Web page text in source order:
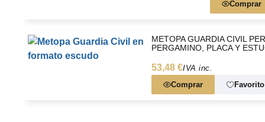
Comprar
METOPA GUARDIA CIVIL
PERGAMINO, PLACA Y
53,48 €IVA inc.
Comprar
Favorito